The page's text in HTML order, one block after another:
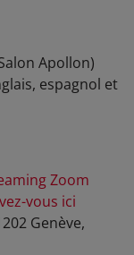
Apollon)
espagnol et
Zoom
vous ici
Genève,